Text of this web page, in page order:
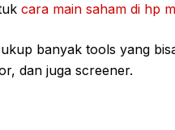
cara main saham di hp
banyak tools yang
dan juga screener.